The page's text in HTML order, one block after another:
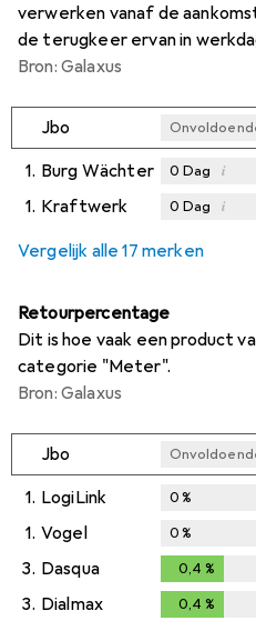
verwerken vanaf de
de terugkeer ervan in
Bron: Galaxus
Jbo
1. Burg Wächter 0 Dag i
1. Kraftwerk 0 Dag i
Vergelijk alle 17 merken
Retourpercentage
Dit is hoe vaak een product
categorie "Meter".
Bron: Galaxus
Jbo
1. LogiLink 0%
1. Vogel 0%
3. Dasqua 0,4 %
3. Dialmax 0,4 %